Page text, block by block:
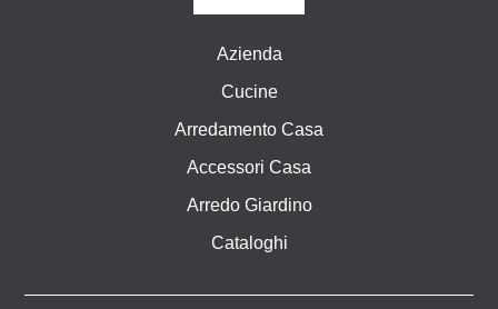
Azienda
Cucine
Arredamento Casa
Accessori Casa
Arredo Giardino
Cataloghi